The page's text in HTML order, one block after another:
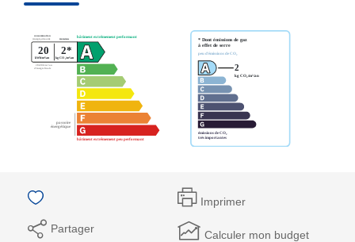
Imprimer
Partager Calculer mon budget